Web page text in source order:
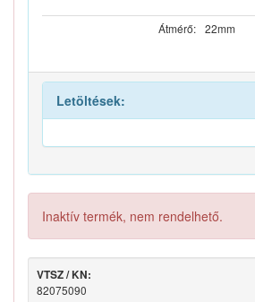
Átmérő: 22mm
Letöltések:
Inaktív termék, nem rendelhető.
VTSZ / KN:
82075090